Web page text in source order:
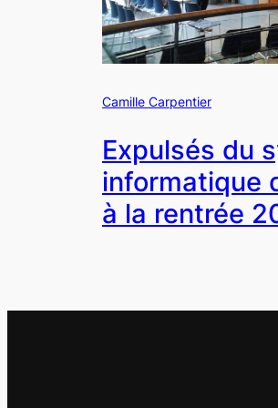
Camille Carpentier
Expulsés du
informatique
à la rentrée